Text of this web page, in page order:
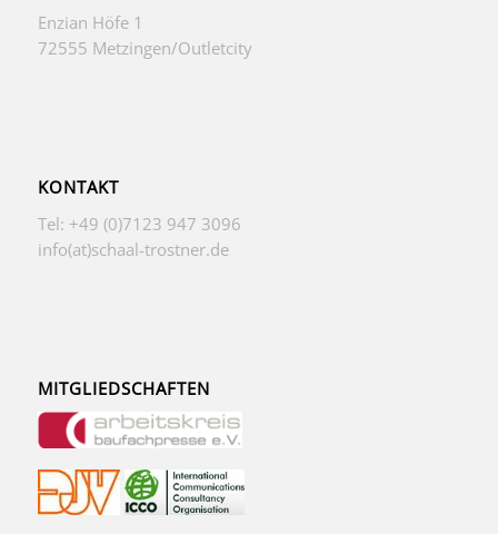
Enzian Höfe 1
72555 Metzingen/Outletcity
KONTAKT
Tel: +49 (0)7123 947 3096
info(at)schaal-trostner.de
MITGLIEDSCHAFTEN